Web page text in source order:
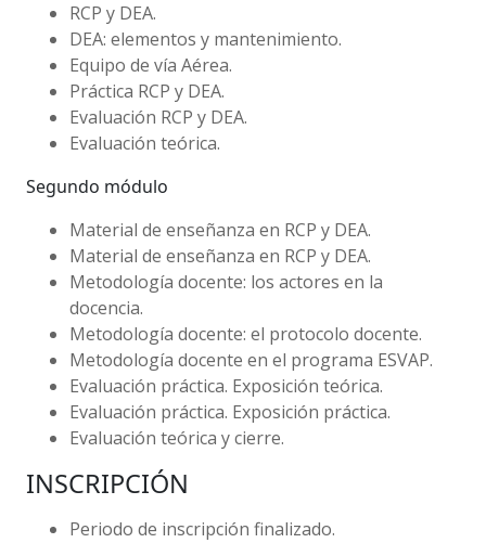
RCP y DEA.
DEA: elementos y mantenimiento.
Equipo de vía Aérea.
Práctica RCP y DEA.
Evaluación RCP y DEA.
Evaluación teórica.
Segundo módulo
Material de enseñanza en RCP y DEA.
Material de enseñanza en RCP y DEA.
Metodología docente: los actores en la
docencia.
Metodología docente: el protocolo docente.
Metodología docente en el programa ESVAP.
Evaluación práctica. Exposición teórica.
Evaluación práctica. Exposición práctica.
Evaluación teórica y cierre.
INSCRIPCIÓN
Periodo de inscripción finalizado.